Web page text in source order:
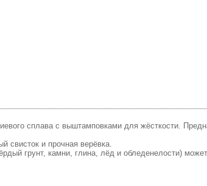
сплава с выштамповками для жёсткости.
свисток и прочная верёвка.
грунт, камни, глина, лёд и обледенелости)